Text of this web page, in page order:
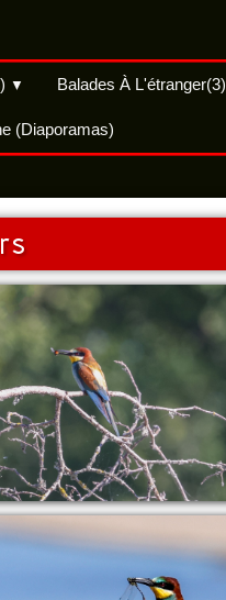
▼ Balades À L'étranger(3)
(Diaporamas)